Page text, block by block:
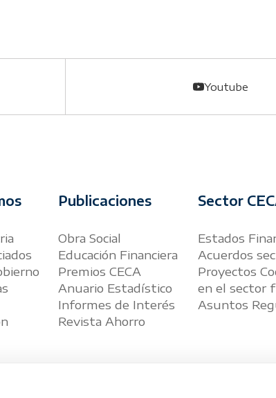
Youtube
Publicaciones
Obra Social
Educación Financiera
Premios CECA
Anuario Estadístico
Informes de Interés
Revista Ahorro
Sector
Estados
Acuerdos
Proyectos
en el sector
Asuntos